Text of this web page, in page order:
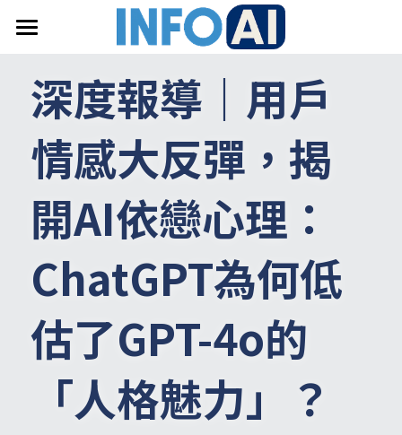
關於InfoAI
訂閱電子報
最新文章
搜索
email聯絡
深度報導｜用戶
情感大反彈，揭
開AI依戀心理：
ChatGPT為何低
估了GPT-4o的
「人格魅力」？